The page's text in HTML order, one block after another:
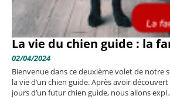
La vie du chien guide : la
02/04/2024
Bienvenue dans ce deuxième volet de notre
la vie d’un chien guide. Après avoir
jours d’un futur chien guide, nous allons